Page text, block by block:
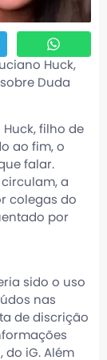
Huck,
Duda
filho de
ao fim, o
falar.
a
colegas do
por
sido o uso
nas
de discrição
do iG. Além